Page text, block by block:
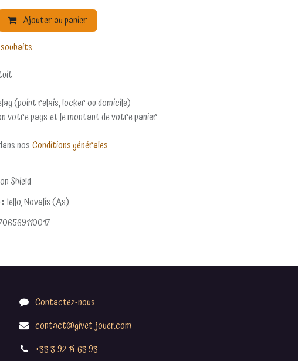
Ajouter au panier
(point relais, locker ou domicile)
votre pays et le montant de votre panier
nosConditions générales.
Shield
Iello, Novalis (As)
Contactez-nous
contact@givet-jouer.com
+33 3 92 14 63 93